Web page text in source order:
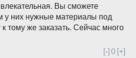
Вы сможете
у них нужные материалы под
тому же заказать. Сейчас много
[-] 0 [+]